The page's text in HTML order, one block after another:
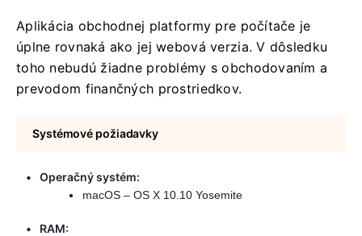
Aplikácia obchodnej platformy pre počítače je
úplne rovnaká ako jej webová verzia. V dôsledku
toho nebudú žiadne problémy s obchodovaním a
prevodom finančných prostriedkov.
Systémové požiadavky
Operačný systém:
macOS – OS X 10.10 Yosemite
RAM: